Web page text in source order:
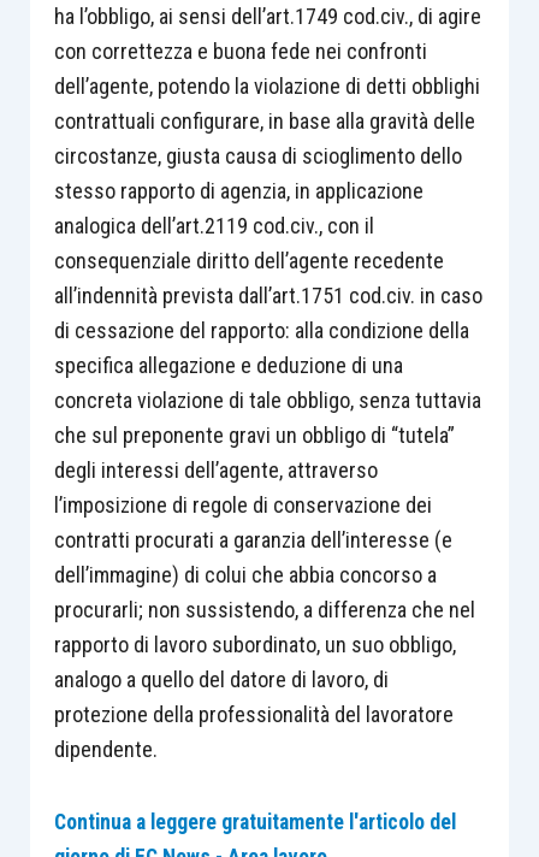
ha l’obbligo, ai sensi dell’art.1749 cod.civ., di agire
con correttezza e buona fede nei confronti
dell’agente, potendo la violazione di detti obblighi
contrattuali configurare, in base alla gravità delle
circostanze, giusta causa di scioglimento dello
stesso rapporto di agenzia, in applicazione
analogica dell’art.2119 cod.civ., con il
consequenziale diritto dell’agente recedente
all’indennità prevista dall’art.1751 cod.civ. in caso
di cessazione del rapporto: alla condizione della
specifica allegazione e deduzione di una
concreta violazione di tale obbligo, senza tuttavia
che sul preponente gravi un obbligo di “tutela”
degli interessi dell’agente, attraverso
l’imposizione di regole di conservazione dei
contratti procurati a garanzia dell’interesse (e
dell’immagine) di colui che abbia concorso a
procurarli; non sussistendo, a differenza che nel
rapporto di lavoro subordinato, un suo obbligo,
analogo a quello del datore di lavoro, di
protezione della professionalità del lavoratore
dipendente.
Continua a leggere gratuitamente l'articolo del